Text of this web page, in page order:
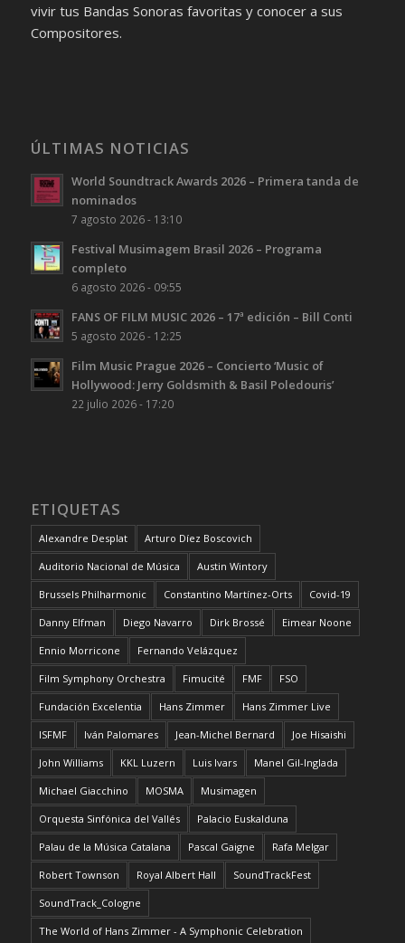
vivir tus Bandas Sonoras favoritas y conocer a sus
Compositores.
ÚLTIMAS NOTICIAS
World Soundtrack Awards 2026 – Primera tanda de
nominados
7 agosto 2026 - 13:10
Festival Musimagem Brasil 2026 – Programa
completo
6 agosto 2026 - 09:55
FANS OF FILM MUSIC 2026 – 17ª edición – Bill Conti
5 agosto 2026 - 12:25
Film Music Prague 2026 – Concierto ‘Music of
Hollywood: Jerry Goldsmith & Basil Poledouris’
22 julio 2026 - 17:20
ETIQUETAS
Alexandre Desplat Arturo Díez Boscovich
Auditorio Nacional de Música Austin Wintory
Brussels Philharmonic Constantino Martínez-Orts Covid-19
Danny Elfman Diego Navarro Dirk Brossé Eimear Noone
Ennio Morricone Fernando Velázquez
Film Symphony Orchestra Fimucité FMF FSO
Fundación Excelentia Hans Zimmer Hans Zimmer Live
ISFMF Iván Palomares Jean-Michel Bernard Joe Hisaishi
John Williams KKL Luzern Luis Ivars Manel Gil-Inglada
Michael Giacchino MOSMA Musimagen
Orquesta Sinfónica del Vallés Palacio Euskalduna
Palau de la Música Catalana Pascal Gaigne Rafa Melgar
Robert Townson Royal Albert Hall SoundTrackFest
SoundTrack_Cologne
The World of Hans Zimmer - A Symphonic Celebration